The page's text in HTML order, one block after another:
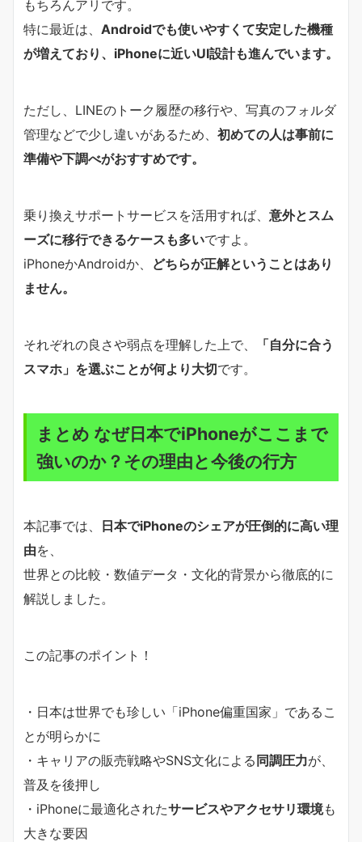
もちろんアリです。
特に最近は、 Androidでも使いやすくて安定した機種
が増えており、iPhoneに近いUI設計も進んでいます。
ただし、LINEのトーク履歴の移行や、写真のフォルダ
管理などで少し違いがあるため、 初めての人は事前に
準備や下調べがおすすめです。
乗り換えサポートサービスを活用すれば、 意外とスム
ーズに移行できるケースも多いですよ。
iPhoneかAndroidか、 どちらが正解ということはあり
ません。
それぞれの良さや弱点を理解した上で、
「自分に合う
スマホ」を選ぶことが何より大切です。
まとめ なぜ日本でiPhoneがここまで
強いのか？その理由と今後の行方
本記事では、 日本でiPhoneのシェアが圧倒的に高い理
由を、
世界との比較・数値データ・文化的背景から徹底的に
解説しました。
この記事のポイント！
・日本は世界でも珍しい「iPhone偏重国家」であるこ
とが明らかに
・キャリアの販売戦略やSNS文化による同調圧力が、
普及を後押し
・iPhoneに最適化されたサービスやアクセサリ環境も
大きな要因